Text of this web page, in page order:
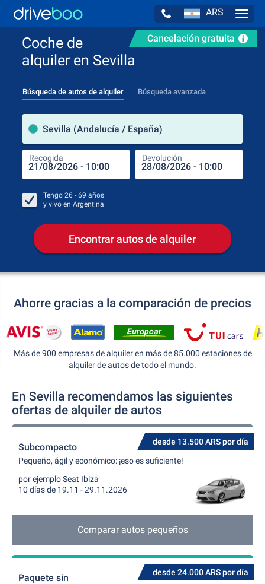
ARS
Cancelación gratuita
Coche de
alquiler en Sevilla
Búsqueda de autos de alquiler Búsqueda avanzada
Sevilla (Andalucía / España)
Recogida Devolución
Tengo 26 - 69 años
y vivo en Argentina
Encontrar autos de alquiler
Ahorre gracias a la comparación de precios
Más de 900 empresas de alquiler en más de 85.000 estaciones de
alquiler de autos de todo el mundo.
En Sevilla recomendamos las siguientes
ofertas de alquiler de autos
desde 13.500 ARS por día
Subcompacto
Pequeño, ágil y económico: ¡eso es suficiente!
por ejemplo Seat Ibiza
10 días de 19.11 - 29.11.2026
Comparar autos pequeños
desde 24.000 ARS por día
Paquete sin